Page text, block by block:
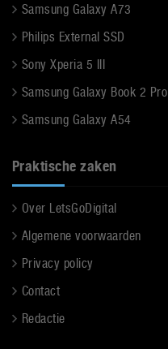
Samsung Galaxy A73
Philips External SSD
Sony Xperia 5 III
Samsung Galaxy Book 2 Pro
Samsung Galaxy A54
Praktische zaken
Over LetsGoDigital
Algemene voorwaarden
Privacy policy
Contact
Redactie